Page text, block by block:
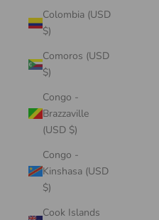
Colombia (USD
$)
Comoros (USD
$)
Congo -
Brazzaville
(USD $)
Congo -
Kinshasa (USD
$)
Cook Islands